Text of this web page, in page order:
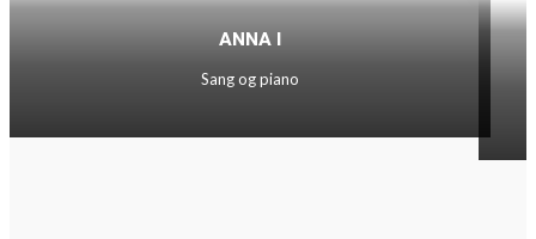
ANNA I
Sang og piano